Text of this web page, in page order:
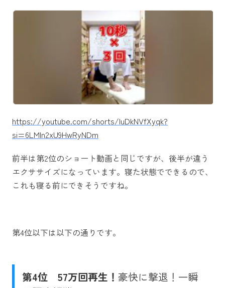
https://youtube.com/shorts/IuDkNVfXyqk?
si=6LMln2xU9HwRyNDm
前半は第2位のショート動画と同じですが、後半が違う
エクササイズになっています。寝た状態でできるので、
これも寝る前にできそうですね。
第4位以下は以下の通りです。
第4位 57万回再生！ 豪快に撃退！一瞬